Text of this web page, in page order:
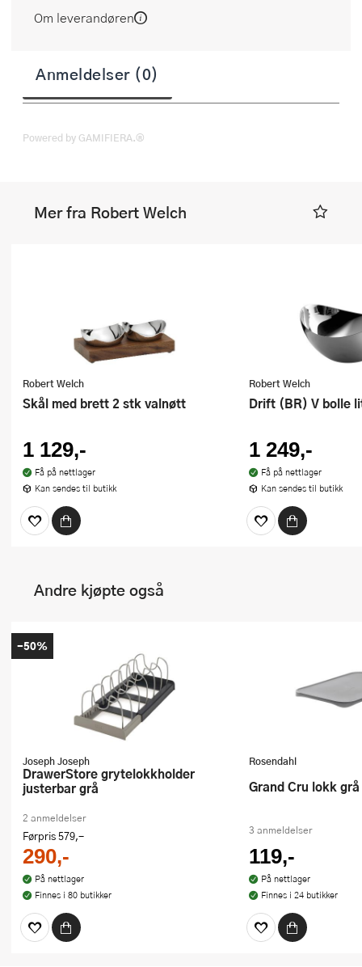
Om leverandøren
Anmeldelser (0)
Powered by GAMIFIERA.®
Mer fra Robert Welch
Robert Welch
Skål med brett 2 stk valnøtt
1 129,-
Få på nettlager
Kan sendes til butikk
Robert Welch
Drift (BR) V bolle
1 249,-
Få på nettlager
Kan sendes til butikk
Andre kjøpte også
Joseph Joseph
DrawerStore grytelokkholder
justerbar grå
2 anmeldelser
Førpris579,-
290,-
På nettlager
Finnes i 80 butikker
-50%
Rosendahl
Grand Cru lokk
3 anmeldelser
119,-
På nettlager
Finnes i 24 butikker